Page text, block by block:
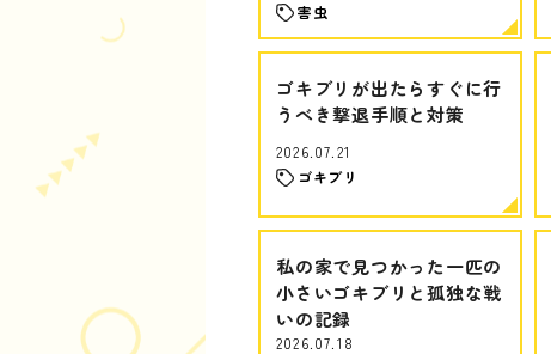
害虫
ゴキブリが出たらすぐに行
うべき撃退手順と対策
2026.07.21
ゴキブリ
私の家で見つかった一匹の
小さいゴキブリと孤独な戦
いの記録
2026.07.18